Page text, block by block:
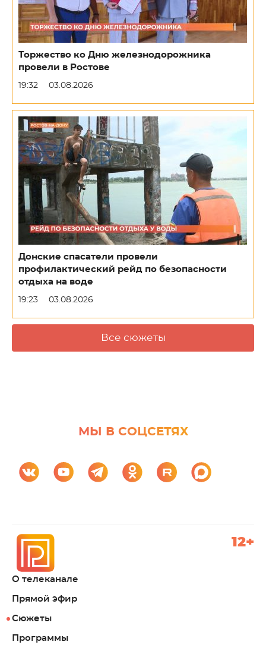
Торжество ко Дню железнодорожника
провели в Ростове
19:32 03.08.2026
Донские спасатели провели
профилактический рейд по безопасности
отдыха на воде
19:23 03.08.2026
Все сюжеты
МЫ В СОЦСЕТЯХ
О телеканале
Прямой эфир
Сюжеты
Программы
12+